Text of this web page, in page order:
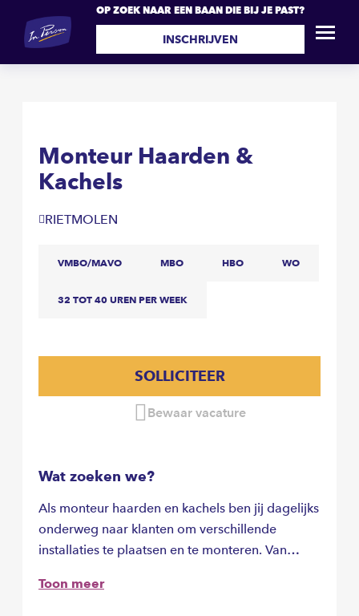
OP ZOEK NAAR EEN BAAN DIE BIJ JE PAST?
INSCHRIJVEN
Monteur Haarden &
Kachels
RIETMOLEN
VMBO/MAVO MBO HBO WO
32 TOT 40 UREN PER WEEK
SOLLICITEER
Bewaar vacature
Wat zoeken we?
Als monteur haarden en kachels ben jij dagelijks
onderweg naar klanten om verschillende
installaties te plaatsen en te monteren. Van
haarden: jij zorgt voor een nette, veilige en
Toon meer
Monteur Haarden &
Kachels
SOLLICITEER